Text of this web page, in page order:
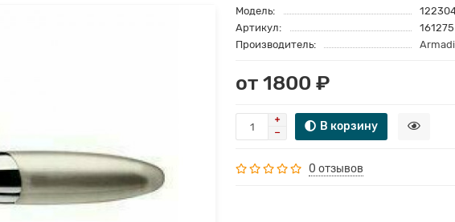
Модель:
Артикул:
161275
Производитель:
от 1800 ₽
В корзину
0 отзывов